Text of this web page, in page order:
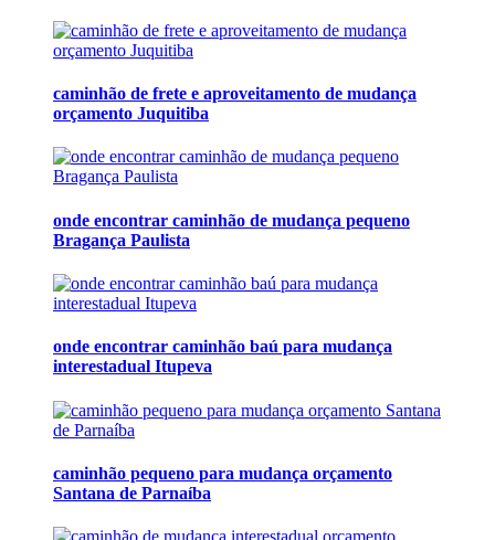
caminhão de frete e aproveitamento de mudança
orçamento Juquitiba
onde encontrar caminhão de mudança pequeno
Bragança Paulista
onde encontrar caminhão baú para mudança
interestadual Itupeva
caminhão pequeno para mudança orçamento
Santana de Parnaíba